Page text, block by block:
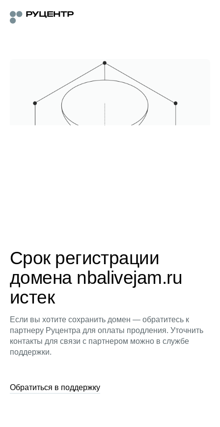
Срок регистрации
домена nbalivejam.ru
истек
Если вы хотите сохранить домен — обратитесь к
партнеру Руцентра для оплаты продления. Уточнить
контакты для связи с партнером можно в службе
поддержки.
Обратиться в поддержку